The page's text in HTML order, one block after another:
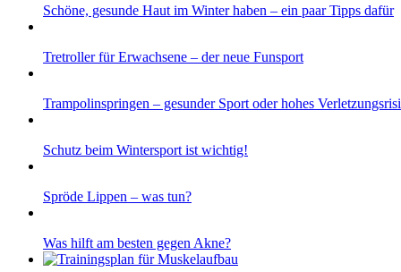
Schöne, gesunde Haut im Winter haben – ein paar Tipps dafür
Tretroller für Erwachsene – der neue Funsport
Trampolinspringen – gesunder Sport oder hohes
Schutz beim Wintersport ist wichtig!
Spröde Lippen – was tun?
Was hilft am besten gegen Akne?